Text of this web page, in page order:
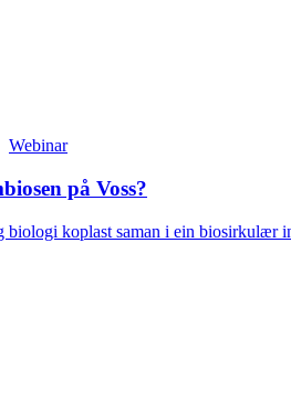
Webinar
på Voss?
koplast saman i ein